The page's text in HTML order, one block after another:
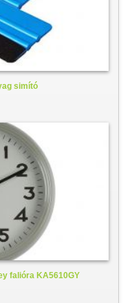
simító
falióra KA5610GY